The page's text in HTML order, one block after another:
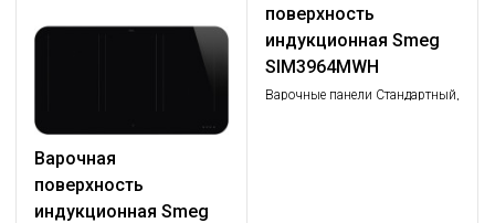
Варочная
поверхность
индукционная Smeg
поверхность
индукционная Smeg
SIM3964MWH
Варочные панели Стандартный,